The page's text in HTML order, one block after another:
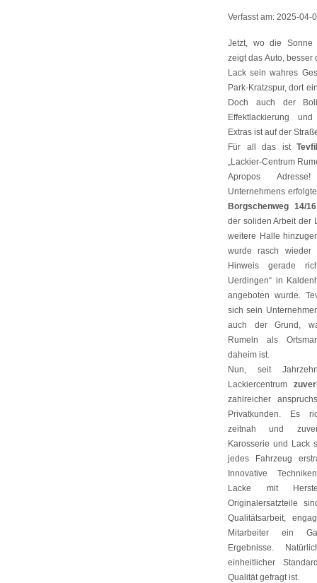
Verfasst am: 2025-04-
Jetzt, wo die Sonne
zeigt das Auto, besser
Lack sein wahres
Park-Kratzspur, dort
Doch auch der
Effektlackierung
Extras ist auf der
Für all das ist
„Lackier-Centrum
Apropos
Unternehmens
Borgschenweg 14/
der soliden Arbeit der
weitere Halle
wurde rasch
Hinweis gerade
Uerdingen“ in
angeboten wurde.
sich sein
auch der Grund,
Rumeln als
daheim ist.
Nun, seit
Lackiercentrum
zahlreicher
Privatkunden. Es
zeitnah und
Karosserie und Lack
jedes Fahrzeug
Innovative
Lacke mit
Originalersatzteile
Qualitätsarbeit,
Mitarbeiter ein
Ergebnisse.
einheitlicher
Qualität gefragt ist.